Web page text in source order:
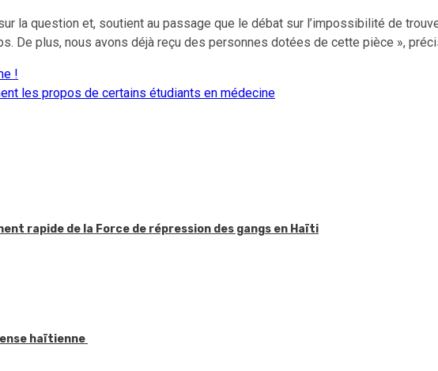
la question et, soutient au passage que le débat sur l’impossibilité de
De plus, nous avons déjà reçu des personnes dotées de cette pièce »,
!
les propos de certains étudiants en médecine
rapide de la Force de répression des gangs en Haïti
haïtienne